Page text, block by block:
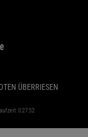
ÜBERRIESEN
0:27:52